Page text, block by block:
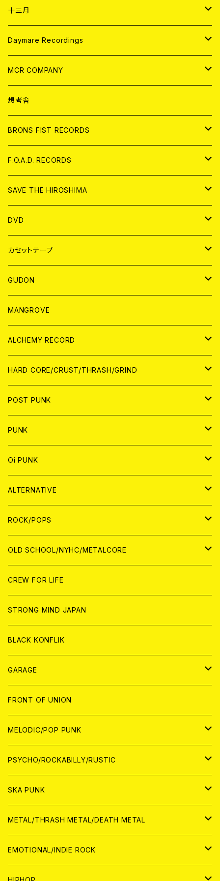
ANALOG
アパレル
CD
ANALOG
十三月
CD
ANALOG
Daymare Recordings
CD
ANALOG
MCR COMPANY
CD
アパレル
ANALOG
想考舎
BRONS FIST RECORDS
CD
ANALOG
F.O.A.D. RECORDS
CD
ANALOG
SAVE THE HIROSHIMA
アパレル
BADGE
DVD
JAPAN
WORLD
カセットテープ
JAPAN
WORLD
GUDON
アパレル
PATCH
アナログ
DIGITAL CONTENTS
MANGROVE
ALCHEMY RECORD
CD
ANALOG
HARD CORE/CRUST/THRASH/GRIND
JAPAN
CD
ANALOG
WORLD
CD
ANALOG
POST PUNK
CD
JAPAN
WORLD
ANALOG
JAPAN
WORLD
PUNK
JAPAN
CD
ANALOG
WORLD
CD
ANALOG
Oi PUNK
JAPAN
CD
ANALOG
WOLRD
CD
ANALOG
ALTERNATIVE
JAPAN
CD
ANALOG
WORLD
CD
ANALOG
ROCK/POPS
JAPAN
CD
ANALOG
WORLD
CD
ANALOG
OLD SCHOOL/NYHC/METALCORE
JAPAN
CD
ANALOG
WORLD
CD
ANALOG
CREW FOR LIFE
STRONG MIND JAPAN
BLACK KONFLIK
GARAGE
JAPAN
アナログ
CD
WORLD
アナログ
CD
FRONT OF UNION
MELODIC/POP PUNK
JAPAN
CD
ANALOG
WORLD
CD
ANALOG
PSYCHO/ROCKABILLY/RUSTIC
JAPAN
CD
ANALOG
WORLD
CD
ANALOG
SKA PUNK
JAPAN
CD
ANALOG
WORLD
CD
METAL/THRASH METAL/DEATH METAL
JAPAN
CD
WORLD
EMOTIONAL/INDIE ROCK
JAPAN